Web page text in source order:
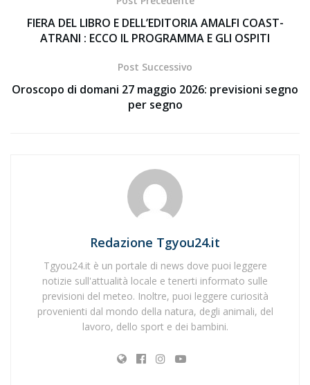
FIERA DEL LIBRO E DELL’EDITORIA AMALFI COAST-
ATRANI : ECCO IL PROGRAMMA E GLI OSPITI
Post Successivo
Oroscopo di domani 27 maggio 2026: previsioni segno
per segno
Redazione Tgyou24.it
Tgyou24.it è un portale di news dove puoi leggere
notizie sull'attualità locale e tenerti informato sulle
previsioni del meteo. Inoltre, puoi leggere curiosità
provenienti dal mondo della natura, degli animali, del
lavoro, dello sport e dei bambini.